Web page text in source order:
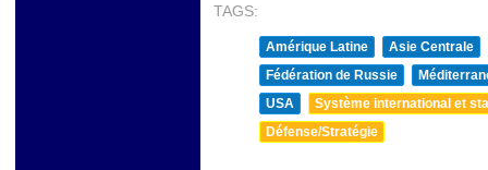
TAGS:
Amérique Latine
Asie Centrale
Fédération de Russie
USA
Système international et
Défense/Stratégie